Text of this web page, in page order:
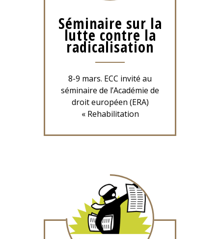
Séminaire sur la
lutte contre la
radicalisation
8-9 mars. ECC invité au
séminaire de l’Académie de
droit européen (ERA)
« Rehabilitation